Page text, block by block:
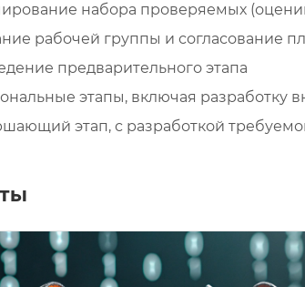
набора проверяемых
рабочей группы и согласование
предварительного этапа
этапы, включая разработку
этап, с разработкой